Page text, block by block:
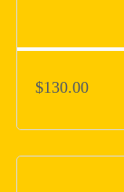
$130.00